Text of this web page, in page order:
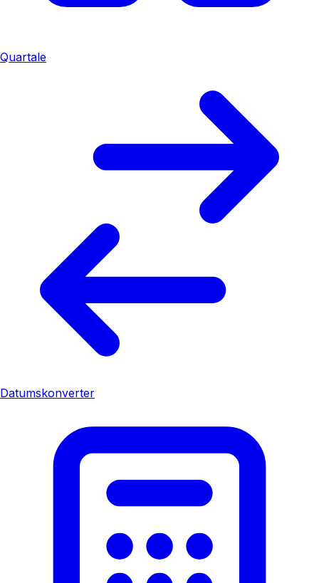
Quartale
Datumskonverter